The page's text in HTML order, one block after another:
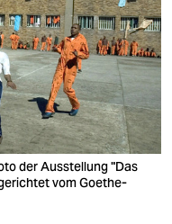
der Ausstellung "Das
vom Goethe-